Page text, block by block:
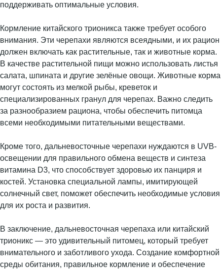
поддерживать оптимальные условия.
Кормление китайского трионикса также требует особого
внимания. Эти черепахи являются всеядными, и их рацион
должен включать как растительные, так и животные корма.
В качестве растительной пищи можно использовать листья
салата, шпината и другие зелёные овощи. Животные корма
могут состоять из мелкой рыбы, креветок и
специализированных гранул для черепах. Важно следить
за разнообразием рациона, чтобы обеспечить питомца
всеми необходимыми питательными веществами.
Кроме того, дальневосточные черепахи нуждаются в UVB-
освещении для правильного обмена веществ и синтеза
витамина D3, что способствует здоровью их панциря и
костей. Установка специальной лампы, имитирующей
солнечный свет, поможет обеспечить необходимые условия
для их роста и развития.
В заключение, дальневосточная черепаха или китайский
трионикс — это удивительный питомец, который требует
внимательного и заботливого ухода. Создание комфортной
среды обитания, правильное кормление и обеспечение